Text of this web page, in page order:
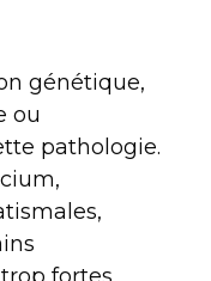
génétique,
ou
pathologie.